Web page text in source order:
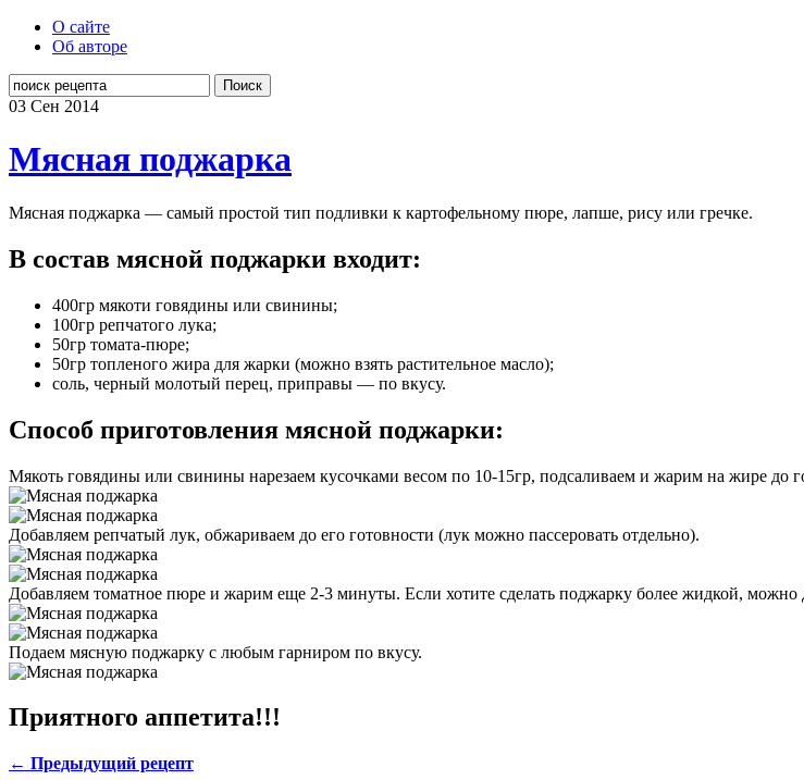
О сайте
Об авторе
Поиск
03 Сен 2014
Мясная поджарка
Мясная поджарка — самый простой тип подливки к картофельному пюре, лапше, рису или гречке.
В состав мясной поджарки входит:
400гр мякоти говядины или свинины;
100гр репчатого лука;
50гр томата-пюре;
50гр топленого жира для жарки (можно взять растительное масло);
соль, черный молотый перец, приправы — по вкусу.
Способ приготовления мясной поджарки:
Мякоть говядины или свинины нарезаем кусочками весом по 10-15гр, подсаливаем и жарим на жире до
Добавляем репчатый лук, обжариваем до его готовности (лук можно пассеровать отдельно).
Добавляем томатное пюре и жарим еще 2-3 минуты. Если хотите сделать поджарку более жидкой, можно
Подаем мясную поджарку с любым гарниром по вкусу.
Приятного аппетита!!!
← Предыдущий рецепт